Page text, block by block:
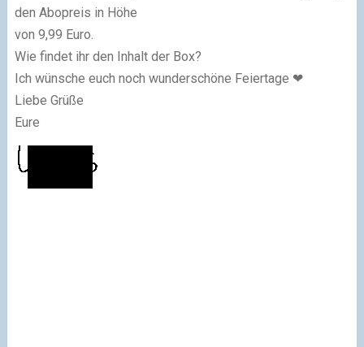
den Abopreis in Höhe
von 9,99 Euro.
Wie findet ihr den Inhalt der Box?
Ich wünsche euch noch wunderschöne Feiertage ❤
Liebe Grüße
Eure